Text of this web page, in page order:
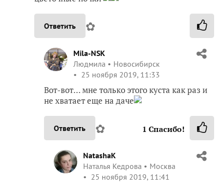
Ответить ✿
Mila-NSK
Людмила
Новосибирск
25 ноября 2019, 11:33
Вот-вот… мне только этого куста как раз и
не хватает еще на даче
Ответить ✿ 1 Спасибо!
NatashaK
Наталья Кедрова
Москва
25 ноября 2019, 11:41